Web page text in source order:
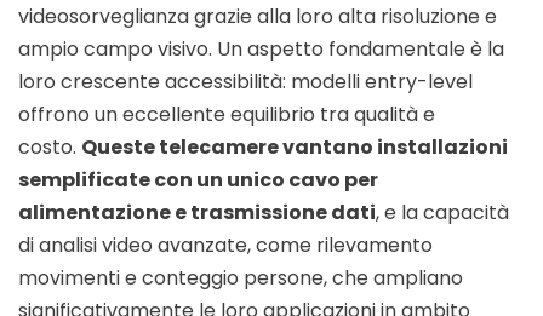
videosorveglianza grazie alla loro alta risoluzione e
ampio campo visivo. Un aspetto fondamentale è la
loro crescente accessibilità: modelli entry-level
offrono un eccellente equilibrio tra qualità e
costo. Queste telecamere vantano installazioni
semplificate con un unico cavo per
alimentazione e trasmissione dati, e la capacità
di analisi video avanzate, come rilevamento
movimenti e conteggio persone, che ampliano